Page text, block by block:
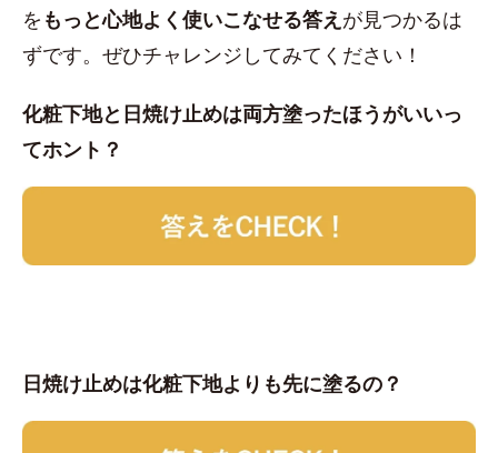
を もっと心地よく使いこなせる答え が見つかるは
ずです。ぜひチャレンジしてみてください！
化粧下地と日焼け止めは両方塗ったほうがいいっ
てホント？
日焼け止めは化粧下地よりも先に塗るの？